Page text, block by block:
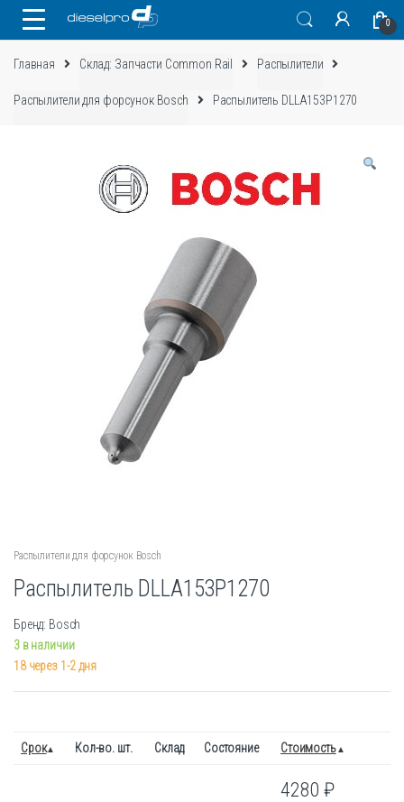
0
Главная Склад: Запчасти Common Rail Распылители
Распылители для форсунок Bosch Распылитель DLLA153P1270
Распылители для форсунок Bosch
Распылитель DLLA153P1270
Бренд: Bosch
3 в наличии
18 через 1-2 дня
Срок Кол-во. шт. Склад Состояние Стоимость
4280₽